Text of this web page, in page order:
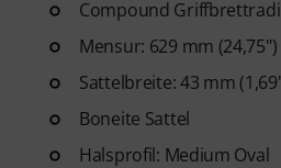
Compound
Mensur: 629 mm (24,75")
Sattelbreite: 43 mm
Boneite Sattel
Halsprofil: Medium Oval